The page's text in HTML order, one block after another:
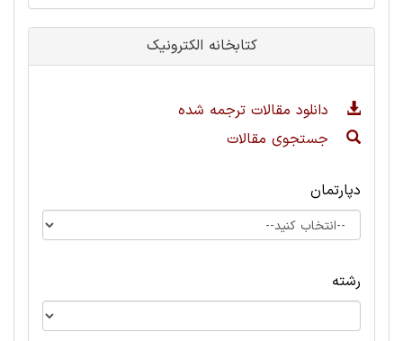
کتابخانه الکترونیک
دانلود مقالات ترجمه شده
جستجوی مقالات
دپارتمان
رشته